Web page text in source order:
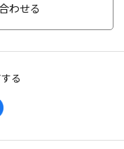
わせる
る